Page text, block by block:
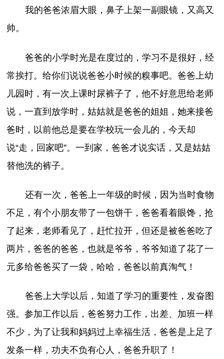
我的爸爸浓眉大眼，鼻子上架一副眼镜，又高又
帅。
爸爸的小学时光是在度过的，学习不是很好，经
常挨打。给你们说说爸爸小时候的糗事吧。爸爸上幼
儿园时，有一次上课时尿裤子了，他不好意思给老师
说，一直到放学时，姑姑就是爸爸的姐姐，她来接爸
爸时，以前他总是要在学校玩一会儿的，今天却
说“走，回家吧”。一到家，爸爸才说实话，又是姑姑
替他洗的裤子。
还有一次，爸爸上一年级的时候，因为当时食物
不足，有个小朋友带了一包饼干，爸爸看着眼馋，抢
了起来，老师看见了，赶忙拉开，但还是被爸爸吃了
两片，爸爸的爸爸，也就是爷爷，爷爷知道了花了一
元多给爸爸买了一袋，哈哈，爸爸以前真淘气！
爸爸上大学以后，知道了学习的重要性，发奋图
强。参加工作以后，爸爸努力工作，出差、加班一样
不少，为了让我和妈妈过上幸福生活，爸爸是上足了
发条一样，功夫不负有心人，爸爸升职了！